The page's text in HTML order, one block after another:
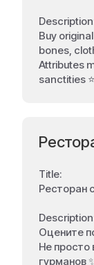
Buy
bones,
Attributes
sanctities
Title:
Ресторан
Оцените
Не просто
гурманов